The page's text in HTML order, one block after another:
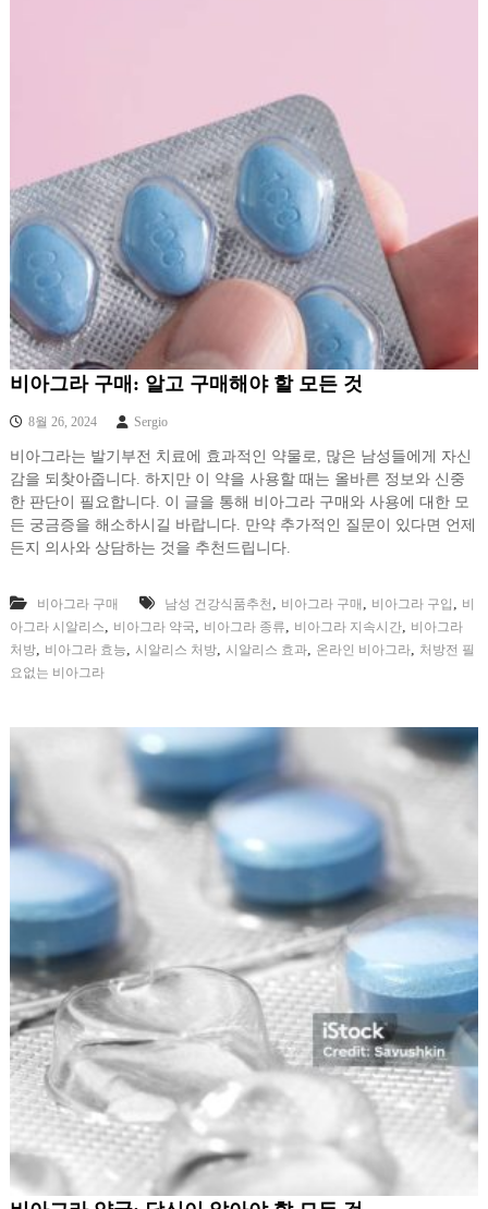
비아그라 구매: 알고 구매해야 할 모든 것
8월 26, 2024 Sergio
비아그라는 발기부전 치료에 효과적인 약물로, 많은 남성들에게 자신
감을 되찾아줍니다. 하지만 이 약을 사용할 때는 올바른 정보와 신중
한 판단이 필요합니다. 이 글을 통해 비아그라 구매와 사용에 대한 모
든 궁금증을 해소하시길 바랍니다. 만약 추가적인 질문이 있다면 언제
든지 의사와 상담하는 것을 추천드립니다.
비아그라 구매 남성 건강식품추천 , 비아그라 구매 , 비아그라 구입 , 비
아그라 시알리스, 비아그라 약국, 비아그라 종류, 비아그라 지속시간, 비아그라
처방, 비아그라 효능, 시알리스 처방, 시알리스 효과, 온라인 비아그라, 처방전 필
요없는 비아그라